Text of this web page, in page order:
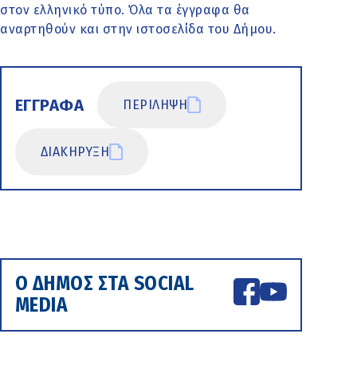
στον ελληνικό τύπο. Όλα τα έγγραφα θα
αναρτηθούν και στην ιστοσελίδα του Δήμου.
ΕΓΓΡΑΦΑ ΠΕΡΙΛΗΨΗ
ΔΙΑΚΗΡΥΞΗ
Ο ΔΗΜΟΣ ΣΤΑ SOCIAL
MEDIA